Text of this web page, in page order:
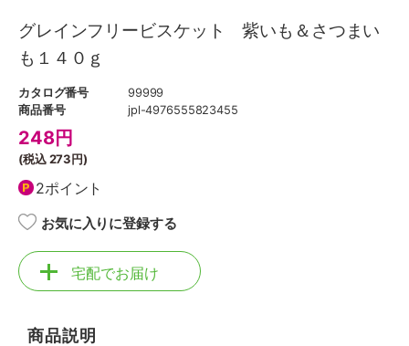
グレインフリービスケット 紫いも＆さつまい
も１４０ｇ
カタログ番号
99999
商品番号
jpl-4976555823455
248円
(税込273円)
2ポイント
お気に入りに登録する
宅配でお届け
商品説明